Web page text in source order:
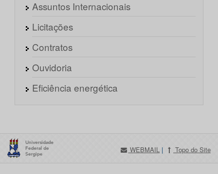
Assuntos Internacionais
Licitações
Contratos
Ouvidoria
Eficiência energética
WEBMAIL | Topo do Site